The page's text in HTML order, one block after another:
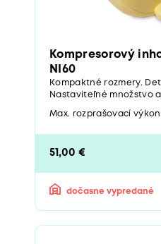
Kompresorový
NI60
Kompaktné rozmery.
Nastaviteľné množstvo
Max. rozprašovací
51,00 €
dočasne vypredané